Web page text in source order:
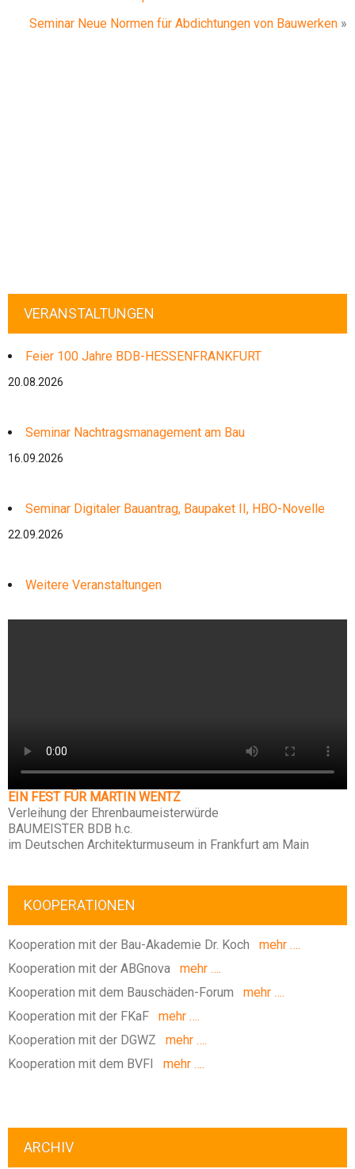
Seminar Neue Normen für Abdichtungen von Bauwerken »
VERANSTALTUNGEN
Feier 100 Jahre BDB-HESSENFRANKFURT
20.08.2026
Seminar Nachtragsmanagement am Bau
16.09.2026
Seminar Digitaler Bauantrag, Baupaket II, HBO-Novelle
22.09.2026
Weitere Veranstaltungen
EIN FEST FÜR MARTIN WENTZ
Verleihung der Ehrenbaumeisterwürde
BAUMEISTER BDB h.c.
im Deutschen Architekturmuseum in Frankfurt am Main
KOOPERATIONEN
Kooperation mit der Bau-Akademie Dr. Koch mehr ….
Kooperation mit der ABGnova mehr ….
Kooperation mit dem Bauschäden-Forum mehr ….
Kooperation mit der FKaF mehr ….
Kooperation mit der DGWZ mehr ….
Kooperation mit dem BVFI
mehr ….
ARCHIV